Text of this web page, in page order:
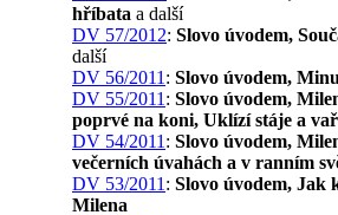
hříbata a další
DV 57/2012: Slovo úvodem,
další
DV 56/2011 : Slovo úvodem,
DV 55/2011 : Slovo úvodem,
poprvé na koni, Uklízí stáje a
DV 54/2011 : Slovo úvodem,
večerních úvahách a v ranním
DV 53/2011 : Slovo úvodem, Jak
Milena